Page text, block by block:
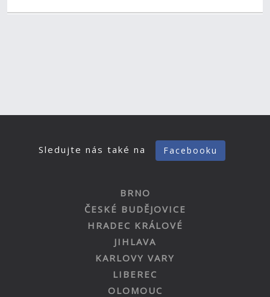
Sledujte nás také na Facebooku
BRNO
ČESKÉ BUDĚJOVICE
HRADEC KRÁLOVÉ
JIHLAVA
KARLOVY VARY
LIBEREC
OLOMOUC